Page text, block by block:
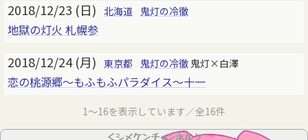
2018/12/23 (日) 北海道 鬼灯の冷徹
地獄の灯火 札幌参
2018/12/24 (月) 東京都 鬼灯の冷徹 鬼灯×白澤
恋の桃源郷～もふもふパラダイス～十一
1～16を表示しています／全16件
＜シメケンチャンネル＞